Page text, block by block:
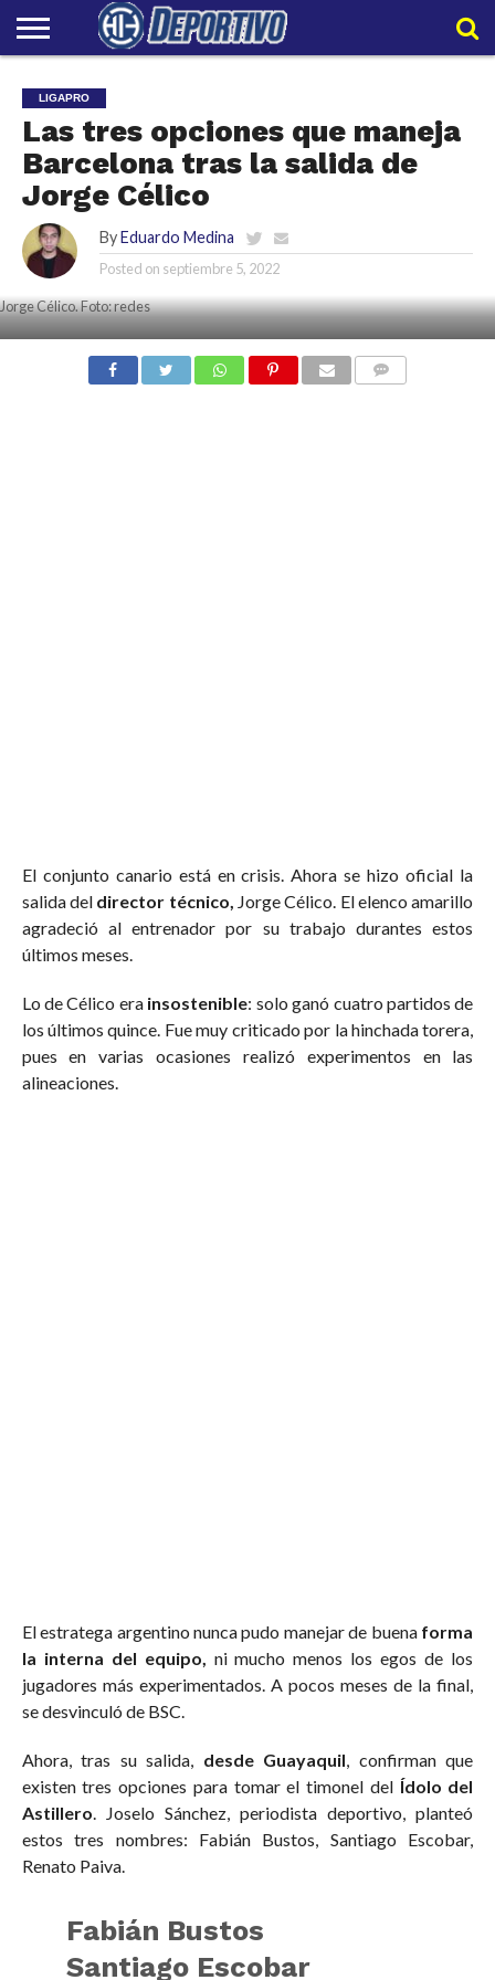
NACIONAL
INTERNACIONAL
EMBAJADORES
POLIDEPORTIVO
POLÍTICAS
DE
PRIVACIDAD
CONTACTO
HIT
EQUIPO
HIT
LIGAPRO
Las tres opciones que maneja
Barcelona tras la salida de
Jorge Célico
By Eduardo Medina
Posted on septiembre 5, 2022
Jorge Célico. Foto: redes
El conjunto canario está en crisis. Ahora se hizo oficial la
salida del director técnico, Jorge Célico. El elenco amarillo
agradeció al entrenador por su trabajo durantes estos
últimos meses.
Lo de Célico era insostenible: solo ganó cuatro partidos de
los últimos quince. Fue muy criticado por la hinchada torera,
pues en varias ocasiones realizó experimentos en las
alineaciones.
El estratega argentino nunca pudo manejar de buena forma
la interna del equipo, ni mucho menos los egos de los
jugadores más experimentados. A pocos meses de la final,
se desvinculó de BSC.
Ahora, tras su salida, desde Guayaquil, confirman que
existen tres opciones para tomar el timonel del Ídolo del
Astillero. Joselo Sánchez, periodista deportivo, planteó
estos tres nombres: Fabián Bustos, Santiago Escobar,
Renato Paiva.
Fabián Bustos
Santiago Escobar